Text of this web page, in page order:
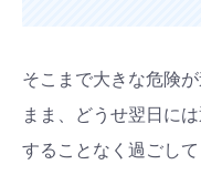
そこまで大きな危険
まま、どうせ翌日に
することなく過ごし